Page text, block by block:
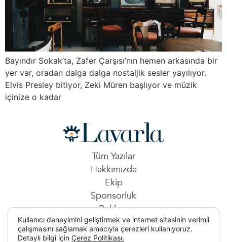
Bayındır Sokak’ta, Zafer Çarşısı’nın hemen arkasında bir
yer var, oradan dalga dalga nostaljik sesler yayılıyor.
Elvis Presley bitiyor, Zeki Müren başlıyor ve müzik
içinize o kadar
Tüm Yazılar
Hakkımızda
Ekip
Sponsorluk
Reklam
İletişim
Kullanıcı deneyimini geliştirmek ve internet sitesinin verimli
çalışmasını sağlamak amacıyla çerezleri kullanıyoruz.
Detaylı bilgi için Çerez Politikası.